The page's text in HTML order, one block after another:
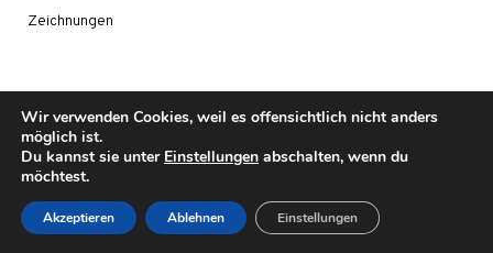
Zeichnungen
©2021 - UWE CAROW
IMPRESSUM |DATENSCHUTZ
Wir verwenden Cookies, weil es offensichtlich nicht anders
möglich ist.
Du kannst sie unter Einstellungen abschalten, wenn du
möchtest.
Akzeptieren Ablehnen Einstellungen